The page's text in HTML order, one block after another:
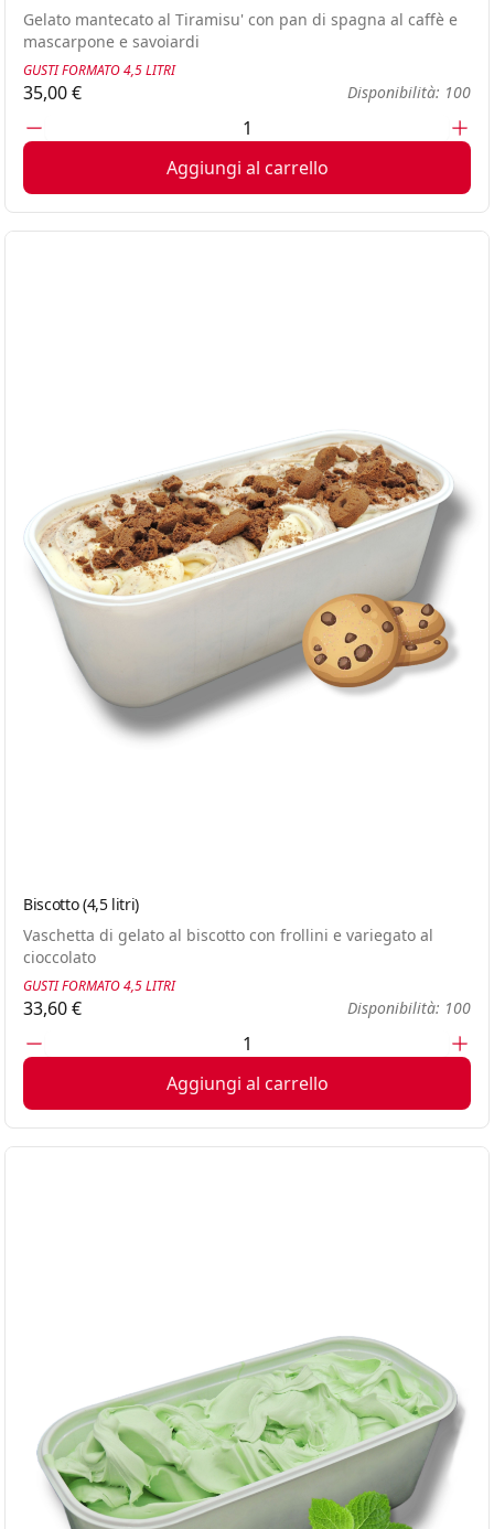
Gelato mantecato al Tiramisu' con pan di spagna al caffè e
mascarpone e savoiardi
GUSTI FORMATO 4,5 LITRI
35,00 € Disponibilità: 100
Aggiungi al carrello
Biscotto (4,5 litri)
Vaschetta di gelato al biscotto con frollini e variegato al
cioccolato
GUSTI FORMATO 4,5 LITRI
33,60 € Disponibilità: 100
Aggiungi al carrello